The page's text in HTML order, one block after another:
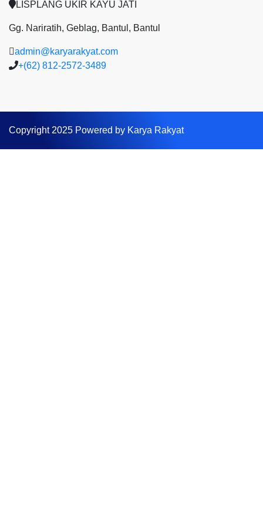
LISPLANG UKIR KAYU JATI
Gg. Nariratih, Geblag, Bantul, Bantul
admin@karyarakyat.com
+(62) 812-2572-3489
Copyright 2025 Powered by Karya Rakyat